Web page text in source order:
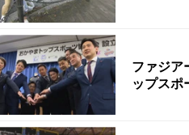
ファジア
ップス